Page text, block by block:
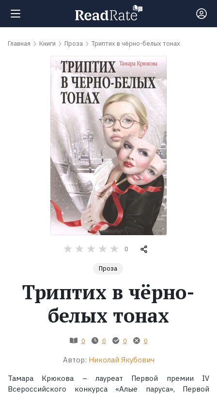
Поиск
Рейтинги
обсуждаемые
Экранизации
Коллекции
Главная Книги Проза Триптих в чёрно-белых тонах
0
Проза
Триптих в чёрно-
белых тонах
0 0 0 0
Автор: Николай Якубович
Тамара Крюкова – лауреат Первой премии IV
Всероссийского конкурса «Алые паруса», Первой